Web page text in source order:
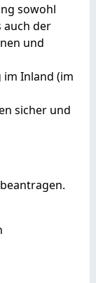
sowohl
auch der
und
im Inland (im
sicher und